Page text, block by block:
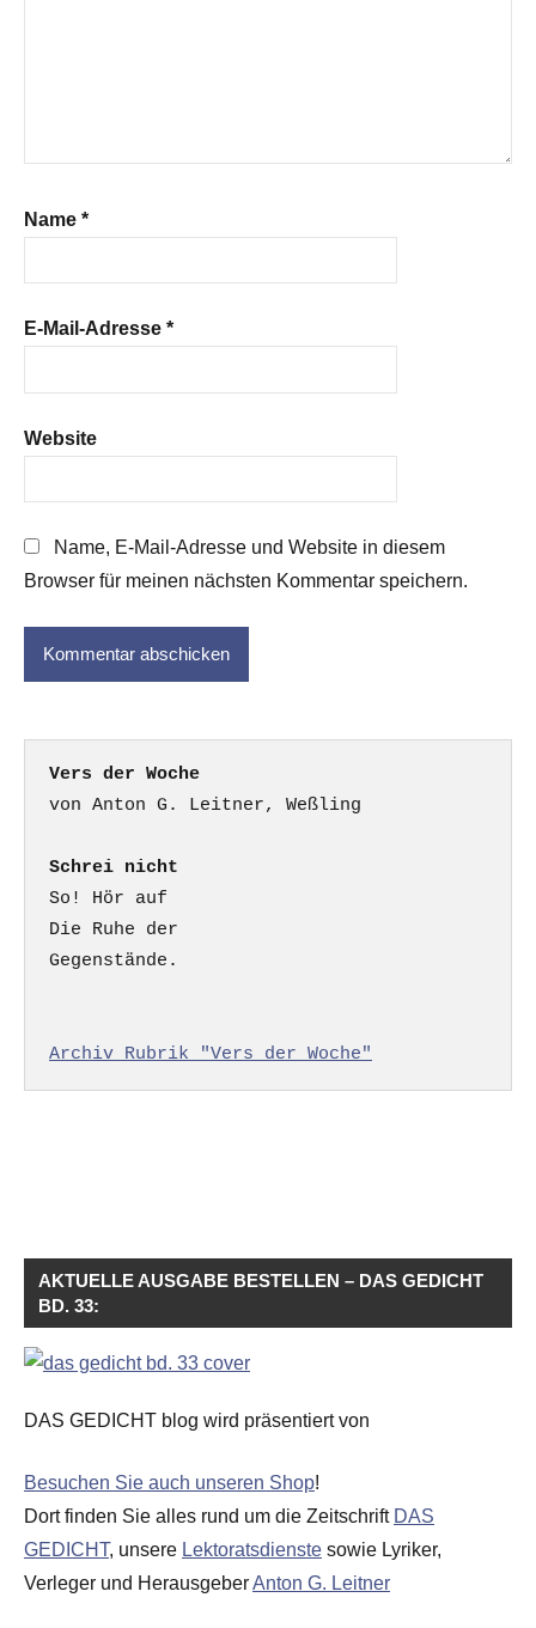
Name *
E-Mail-Adresse *
Website
Name, E-Mail-Adresse und Website in diesem
Browser für meinen nächsten Kommentar speichern.
Vers der Woche
Schrei nicht
So! Hör auf
Die Ruhe der
Gegenstände.
Archiv Rubrik "Vers der Woche"
AKTUELLE AUSGABE BESTELLEN – DAS GEDICHT
BD. 33:
DAS GEDICHT blog wird präsentiert von
Besuchen Sie auch unseren Shop!
Dort finden Sie alles rund um die Zeitschrift DAS
GEDICHT, unsere Lektoratsdienste sowie Lyriker,
Verleger und HerausgeberAnton G. Leitner